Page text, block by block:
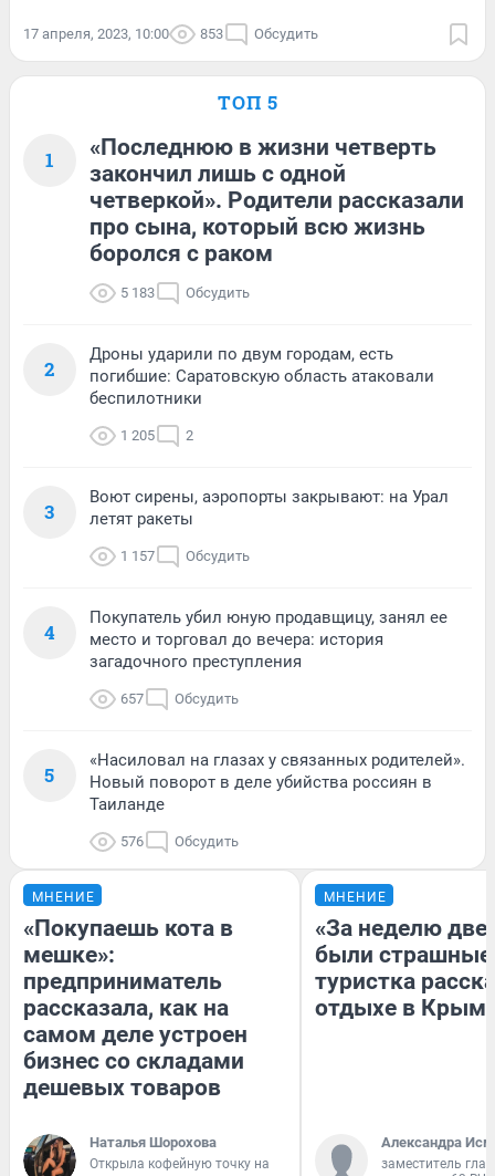
17 апреля, 2023, 10:00 853 Обсудить
ТОП 5
1
«Последнюю в жизни четверть
закончил лишь с одной
четверкой». Родители рассказали
про сына, который всю жизнь
боролся с раком
5 183 Обсудить
2
Дроны ударили по двум городам, есть
погибшие: Саратовскую область атаковали
беспилотники
1 205 2
3
Воют сирены, аэропорты закрывают: на Урал
летят ракеты
1 157 Обсудить
4
Покупатель убил юную продавщицу, занял ее
место и торговал до вечера: история
загадочного преступления
657 Обсудить
5
«Насиловал на глазах у связанных родителей».
Новый поворот в деле убийства россиян в
Таиланде
576 Обсудить
МНЕНИЕ
«Покупаешь кота в
мешке»:
предприниматель
рассказала, как на
самом деле устроен
бизнес со складами
дешевых товаров
Наталья Шорохова
Открыла кофейную точку на
МНЕНИЕ
«За неделю две
были
туристка
отдыхе в
Александра
заместитель